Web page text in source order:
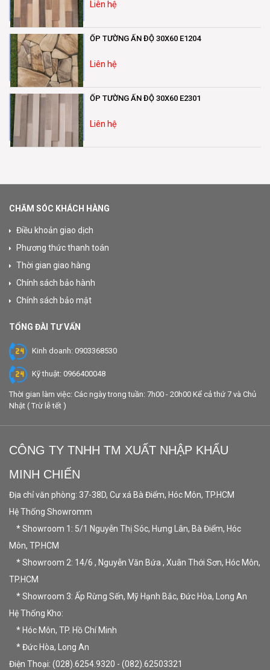
Liên hệ
ỐP TƯỜNG ẤN ĐỘ 30X60 E1204
Liên hệ
ỐP TƯỜNG ẤN ĐỘ 30X60 E2301
Liên hệ
CHĂM SÓC KHÁCH HÀNG
Điều khoản giao dịch
Phương thức thanh toán
Thời gian giao hàng
Chính sách bảo hành
Chính sách bảo mật
TỔNG ĐÀI TƯ VẤN
Kinh doanh: 0903368530
Kỹ thuật: 0966400048
Thời gian làm việc: Các ngày trong tuần: 7h00 - 20h00 Kể cả thứ 7 và Chủ
Nhật ( Trừ lễ tết )
CÔNG TY TNHH TM XUẤT NHẬP KHẨU
MINH CHIẾN
Địa chỉ văn phòng: 37-38D, Cư xá Bà Điểm, Hóc Môn, TP.HCM
Hệ Thống Showromm
* Showroom 1: 5/1 Nguyễn Thị Sóc, Hưng Lân, Bà Điểm, Hóc
Môn, TP.HCM
* Showroom 2: 14/6 , Nguyễn Văn Bứa , Xuân Thới Sơn, Hóc Môn,
TP.HCM
* Showroom 3: Ấp Rừng Sến, Mỹ Hạnh Bắc, Đức Hòa, Long An
Hệ Thống Kho:
* Hóc Môn, TP. Hồ Chí Minh
* Đức Hòa, Long An
Điện Thoại: (028).6254.9320 - (082).62503321